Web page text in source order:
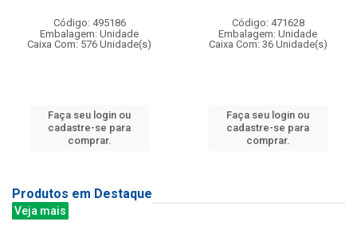
Código: 495186
Embalagem: Unidade
Caixa Com: 576 Unidade(s)
Faça seu login ou
cadastre-se para
comprar.
Código: 471628
Embalagem: Unidade
Caixa Com: 36 Unidade(s)
Faça seu login ou
cadastre-se para
comprar.
Produtos em Destaque
Veja mais